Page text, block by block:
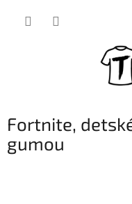
Fortnite,
gumou